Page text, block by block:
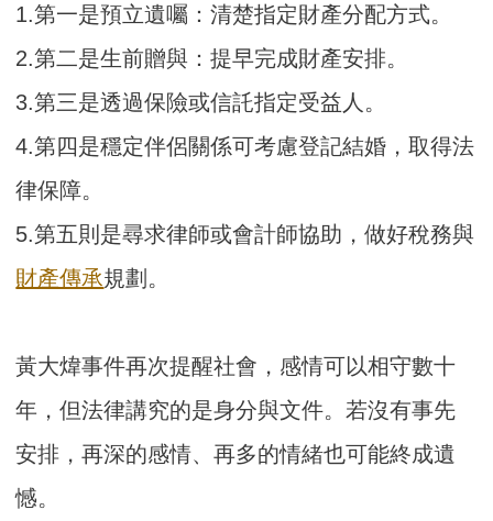
1.第一是預立遺囑：清楚指定財產分配方式。
2.第二是生前贈與：提早完成財產安排。
3.第三是透過保險或信託指定受益人。
4.第四是穩定伴侶關係可考慮登記結婚，取得法
律保障。
5.第五則是尋求律師或會計師協助，做好稅務與
財產傳承規劃。
黃大煒事件再次提醒社會，感情可以相守數十
年，但法律講究的是身分與文件。若沒有事先
安排，再深的感情、再多的情緒也可能終成遺
憾。